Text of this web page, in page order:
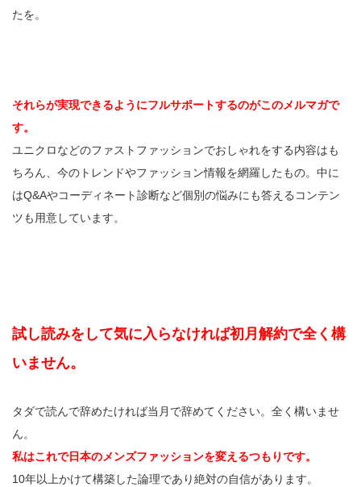
たを。
それらが実現できるようにフルサポートするのがこのメルマガで
す。
ユニクロなどのファストファッションでおしゃれをする内容はも
ちろん、今のトレンドやファッション情報を網羅したもの。中に
はQ&Aやコーディネート診断など個別の悩みにも答えるコンテン
ツも用意しています。
試し読みをして気に入らなければ初月解約で全く構
いません。
タダで読んで辞めたければ当月で辞めてください。全く構いませ
ん。
私はこれで日本のメンズファッションを変えるつもりです。
10年以上かけて構築した論理であり絶対の自信があります。